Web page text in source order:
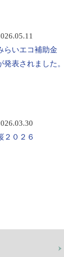
らいエコ補助金
発表されました。
２０２６